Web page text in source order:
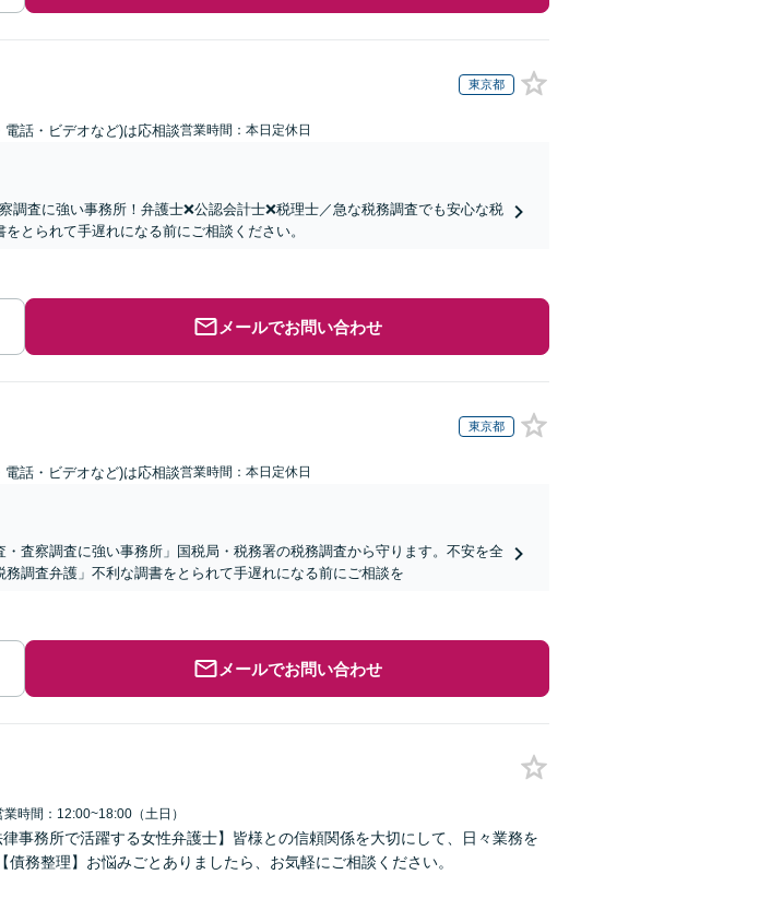
東京都
電話・ビデオなど)は応相談営業時間：本日定休日
調査に強い事務所！弁護士❌公認会計士❌税理士／急な税務調査でも安心な税
とられて手遅れになる前にご相談ください。
メールでお問い合わせ
東京都
電話・ビデオなど)は応相談営業時間：本日定休日
査察調査に強い事務所」国税局・税務署の税務調査から守ります。不安を全
調査弁護」不利な調書をとられて手遅れになる前にご相談を
メールでお問い合わせ
業時間：12:00~18:00（土日）
事務所で活躍する女性弁護士】皆様との信頼関係を大切にして、日々業務を
務整理】お悩みごとありましたら、お気軽にご相談ください。